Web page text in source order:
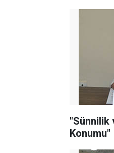
"Sünnilik
Konumu"